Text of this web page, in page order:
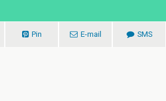
Pin E-mail SMS